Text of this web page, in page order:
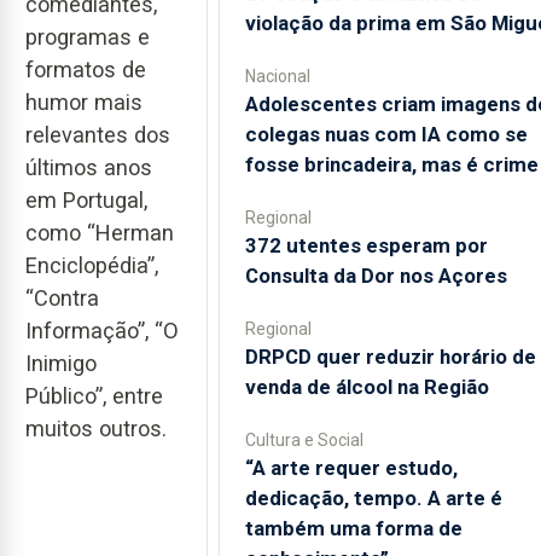
programas e
formatos de
humor mais
relevantes dos
últimos anos
em Portugal,
como “Herman
Enciclopédia”,
“Contra
Informação”, “O
Inimigo
Público”, entre
muitos outros.
violação da prima em São
Nacional
Adolescentes criam imagens
colegas nuas com IA como se
fosse brincadeira, mas é crime
Regional
372 utentes esperam por
Consulta da Dor nos Açores
Regional
DRPCD quer reduzir horário de
venda de álcool na Região
Cultura e Social
“A arte requer estudo,
dedicação, tempo. A arte é
também uma forma de